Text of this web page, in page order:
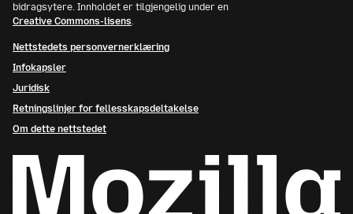
bidragsytere. Innholdet er tilgjengelig under en
Creative Commons-lisens.
Nettstedets personvernerklæring
Infokapsler
Juridisk
Retningslinjer for fellesskapsdeltakelse
Om dette nettstedet